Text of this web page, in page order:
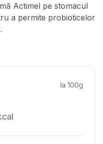
Actimel pe stomacul
a permite probioticelor
la 100g